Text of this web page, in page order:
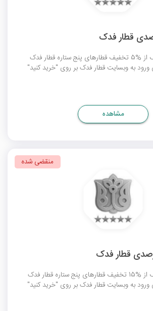
با وارد کردن کد تخفیف از %5 تخفیف قطارهای پنج ستاره قطار فدک
ورود به وبسایت قطار فدک بر روی "خرید کنید"
مشاهده
با وارد کردن کد تخفیف از %15 تخفیف قطارهای پنج ستاره قطار فدک
ورود به وبسایت قطار فدک بر روی "خرید کنید"
منقضی شده